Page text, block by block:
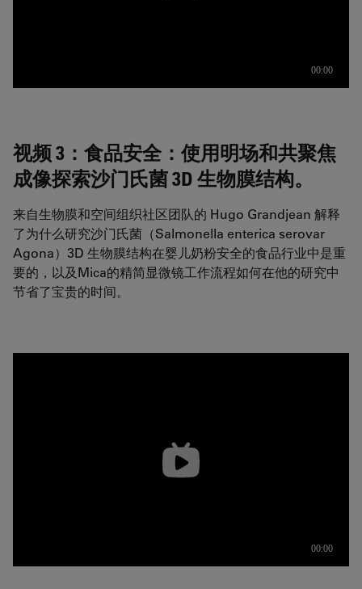
视频 3：食品安全：使用明场和共聚焦
成像探索沙门氏菌 3D 生物膜结构。
来自生物膜和空间组织社区团队的 Hugo Grandjean 解释
了为什么研究沙门氏菌（Salmonella enterica serovar
Agona）3D 生物膜结构在婴儿奶粉安全的食品行业中是重
要的，以及Mica的精简显微镜工作流程如何在他的研究中
节省了宝贵的时间。